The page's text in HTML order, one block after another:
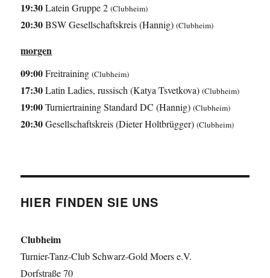
19:30Latein Gruppe 2(Clubheim)
20:30BSW Gesellschaftskreis (Hannig)(Clubheim)
morgen
09:00Freitraining(Clubheim)
17:30Latin Ladies, russisch (Katya Tsvetkova)(Clubheim)
19:00Turniertraining Standard DC (Hannig)(Clubheim)
20:30Gesellschaftskreis (Dieter Holtbrügger)(Clubheim)
HIER FINDEN SIE UNS
Clubheim
Turnier-Tanz-Club Schwarz-Gold Moers e.V.
Dorfstraße 70